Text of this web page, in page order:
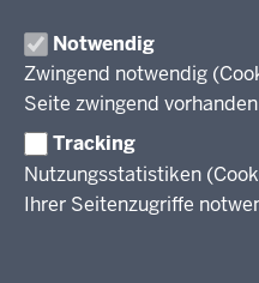
Notwendig
Zwingend notwendig
Seite zwingend
Tracking
Nutzungsstatistiken
Ihrer Seitenzugriffe
Leitbild
Stellenangebote
Über uns
Professionalisierung
Berufsbildung NRW
Erwachsenenbildung
Wir über uns